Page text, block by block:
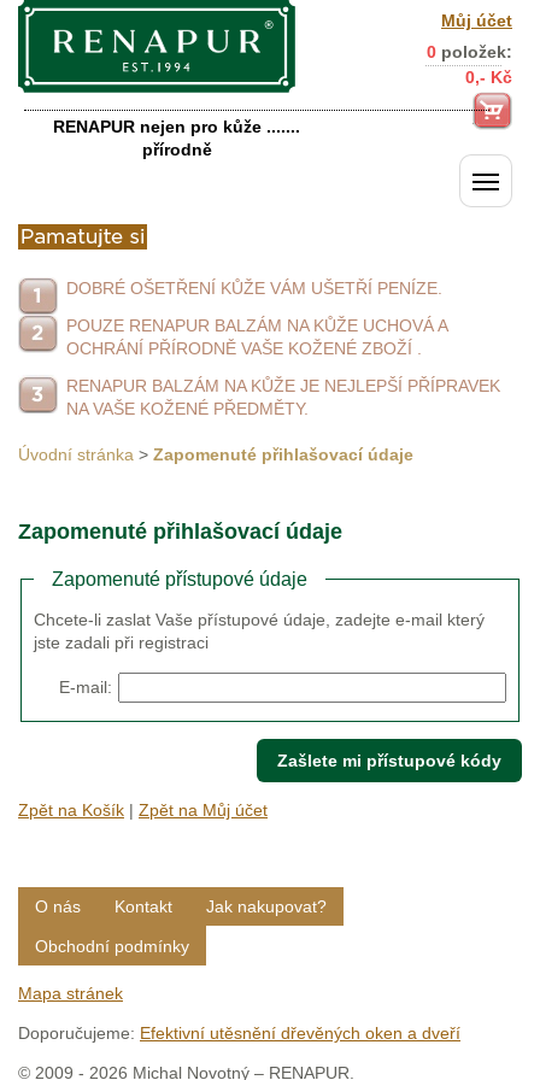
RENAPUR nejen pro kůže .......
přírodně
Můj účet
0 položek:
0,- Kč
DOBRÉ OŠETŘENÍ KŮŽE VÁM UŠETŘÍ PENÍZE.
POUZE RENAPUR BALZÁM NA KŮŽE UCHOVÁ A
OCHRÁNÍ PŘÍRODNĚ VAŠE KOŽENÉ ZBOŽÍ .
RENAPUR BALZÁM NA KŮŽE JE NEJLEPŠÍ PŘÍPRAVEK
NA VAŠE KOŽENÉ PŘEDMĚTY.
Úvodní stránka > Zapomenuté přihlašovací údaje
Zapomenuté přihlašovací údaje
Zapomenuté přístupové údaje
Chcete-li zaslat Vaše přístupové údaje, zadejte e-mail který
jste zadali při registraci
E-mail:
Zpět na Košík | Zpět na Můj účet
O nás Kontakt Jak nakupovat?
Obchodní podmínky
Mapa stránek
Doporučujeme: Efektivní utěsnění dřevěných oken a dveří
© 2009 - 2026 Michal Novotný – RENAPUR.